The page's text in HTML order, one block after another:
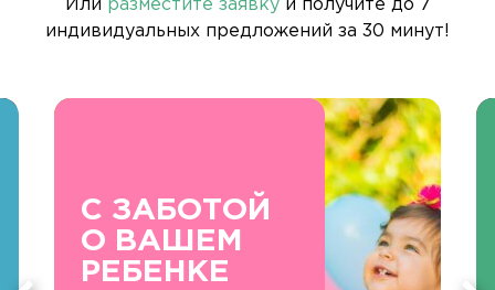
Или разместите заявкуи получите до 7
индивидуальных предложений за 30 минут!
С ЗАБОТОЙ
О ВАШЕМ
РЕБЕНКЕ